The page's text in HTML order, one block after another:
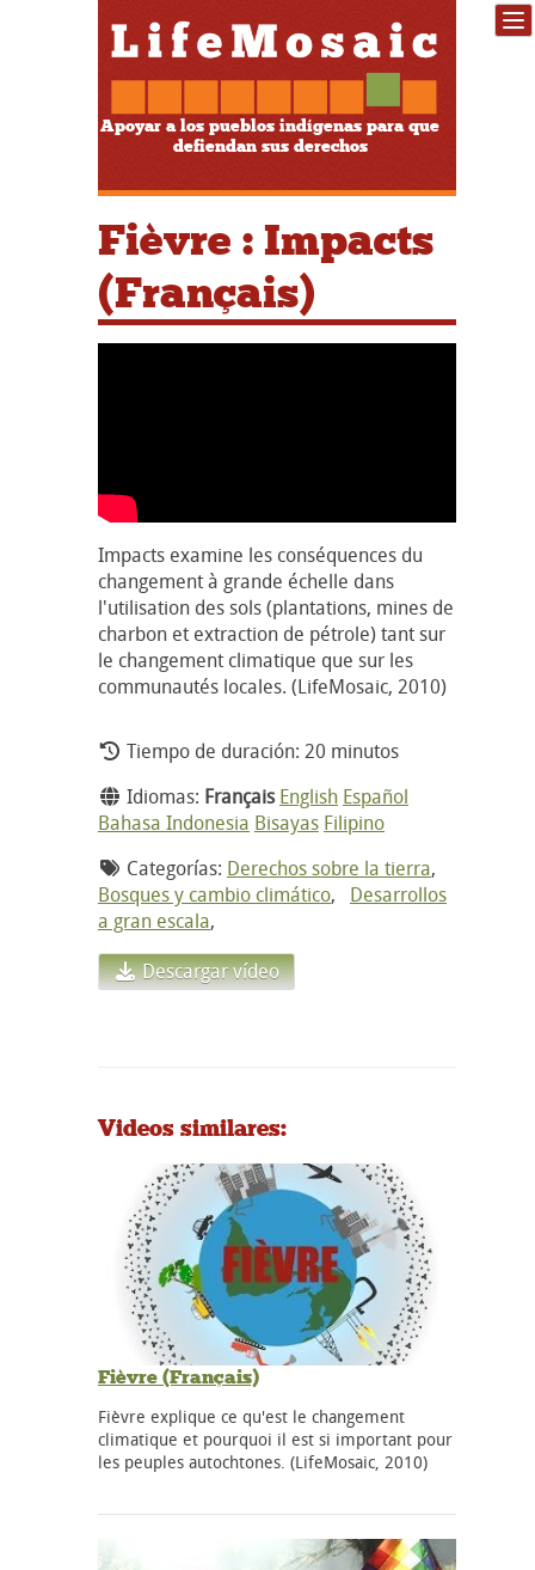
Apoyar a los pueblos indígenas para que
defiendan sus derechos
Fièvre : Impacts
(Français)
Impacts examine les conséquences du
changement à grande échelle dans
l'utilisation des sols (plantations, mines de
charbon et extraction de pétrole) tant sur
le changement climatique que sur les
communautés locales. (LifeMosaic, 2010)
Tiempo de duración: 20 minutos
Idiomas: Français English Español
Bahasa Indonesia Bisayas Filipino
Categorías: Derechos sobre la tierra,
Bosques y cambio climático, Desarrollos
a gran escala,
Descargar vídeo
Videos similares:
Fièvre (Français)
Fièvre explique ce qu'est le changement
climatique et pourquoi il est si important pour
les peuples autochtones. (LifeMosaic, 2010)